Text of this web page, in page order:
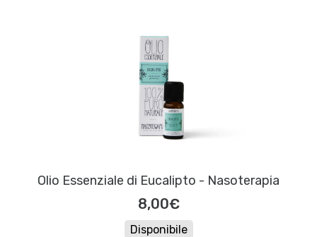
Olio Essenziale di Eucalipto - Nasoterapia
8,00€
Disponibile